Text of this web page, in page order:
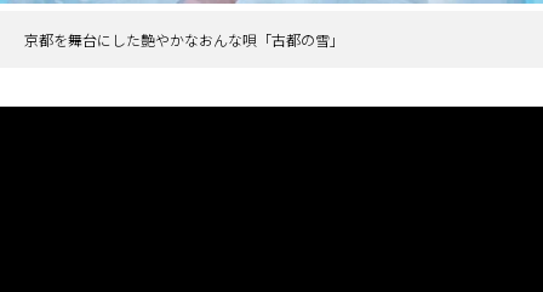
京都を舞台にした艶やかなおんな唄「古都の雪」